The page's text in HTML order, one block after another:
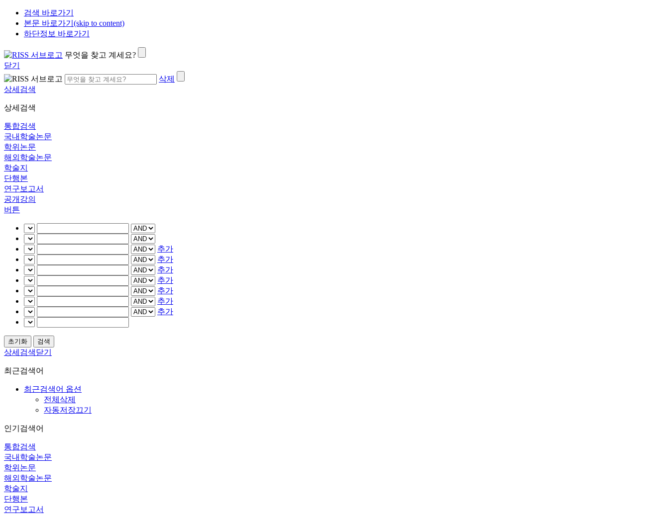
검색 바로가기
본문 바로가기(skip to content)
하단정보 바로가기
무엇을 찾고 계세요?
닫기
삭제
상세검색
상세검색
통합검색
국내학술논문
학위논문
해외학술논문
학술지
단행본
연구보고서
공개강의
버튼
추가
추가
추가
추가
추가
추가
추가
상세검색닫기
최근검색어
최근검색어 옵션
전체삭제
자동저장끄기
인기검색어
통합검색
국내학술논문
학위논문
해외학술논문
학술지
단행본
연구보고서